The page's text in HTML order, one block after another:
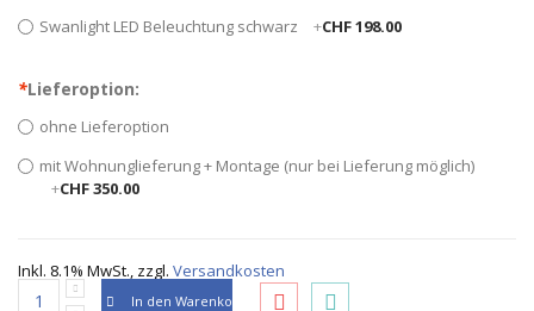
Swanlight LED Beleuchtung schwarz
+CHF 198.00
*Lieferoption:
ohne Lieferoption
mit Wohnunglieferung + Montage (nur bei Lieferung möglich)
+CHF 350.00
Inkl. 8.1% MwSt., zzgl. Versandkosten
In den Warenkorb